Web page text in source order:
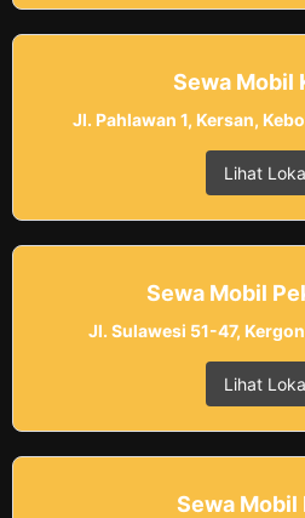
Sewa Mobil
Jl. Pahlawan 1, Kersan,
Lihat
Sewa Mobil
Jl. Sulawesi 51-47,
Lihat
Sewa Mobil